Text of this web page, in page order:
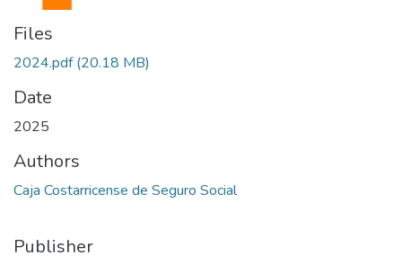
Files
2024.pdf(20.18 MB)
Date
2025
Authors
Caja Costarricense de Seguro Social
Publisher